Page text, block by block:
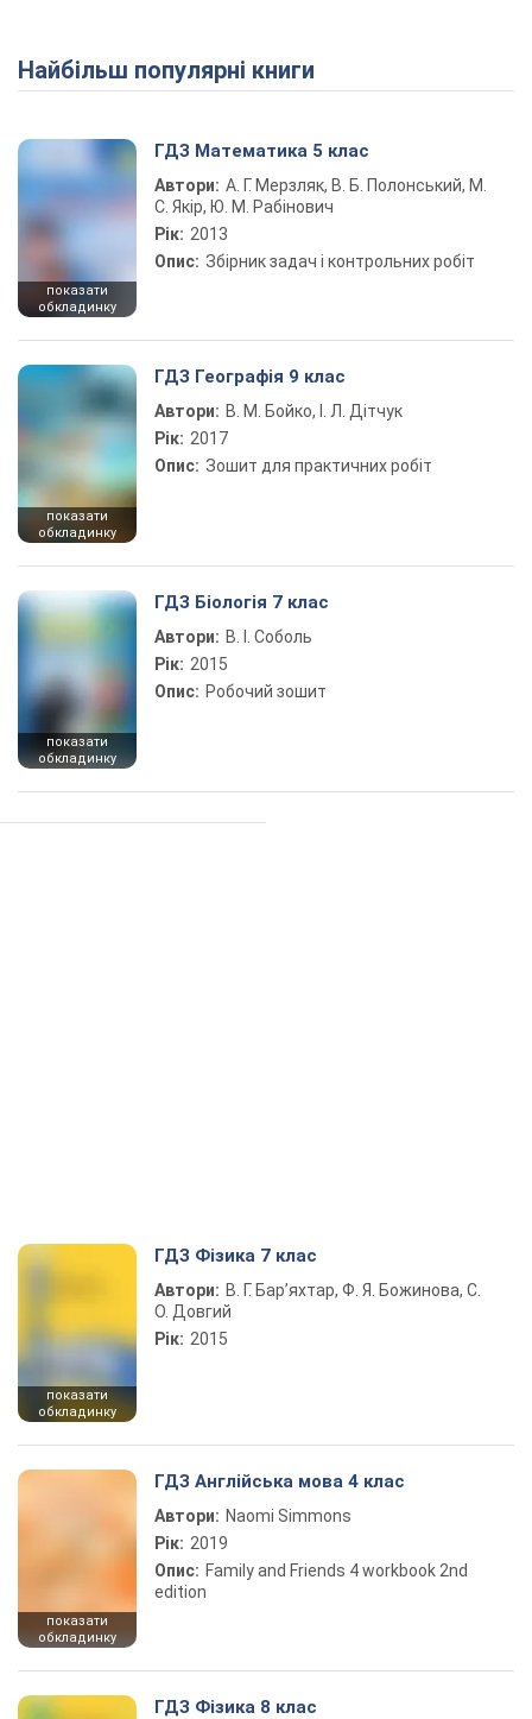
Найбільш популярні книги
показати
обкладинку
ГДЗ Математика 5 клас
Автори: А. Г. Мерзляк, В. Б. Полонський, М.
С. Якір, Ю. М. Рабінович
Рік: 2013
Опис: Збірник задач і контрольних робіт
показати
обкладинку
ГДЗ Географія 9 клас
Автори: В. М. Бойко, І. Л. Дітчук
Рік: 2017
Опис: Зошит для практичних робіт
показати
обкладинку
ГДЗ Біологія 7 клас
Автори: В. І. Соболь
Рік: 2015
Опис: Робочий зошит
показати
обкладинку
ГДЗ Фізика 7 клас
Автори: В. Г. Бар’яхтар, Ф. Я. Божинова, С.
О. Довгий
Рік: 2015
показати
обкладинку
ГДЗ Англійська мова 4 клас
Автори: Naomi Simmons
Рік: 2019
Опис: Family and Friends 4 workbook 2nd
edition
ГДЗ Фізика 8 клас